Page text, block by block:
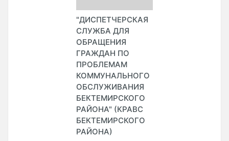
"ДИСПЕТЧЕРСКАЯ
СЛУЖБА ДЛЯ
ОБРАЩЕНИЯ
ГРАЖДАН ПО
ПРОБЛЕМАМ
КОММУНАЛЬНОГО
ОБСЛУЖИВАНИЯ
БЕКТЕМИРСКОГО
РАЙОНА" (КРАВС
БЕКТЕМИРСКОГО
РАЙОНА)